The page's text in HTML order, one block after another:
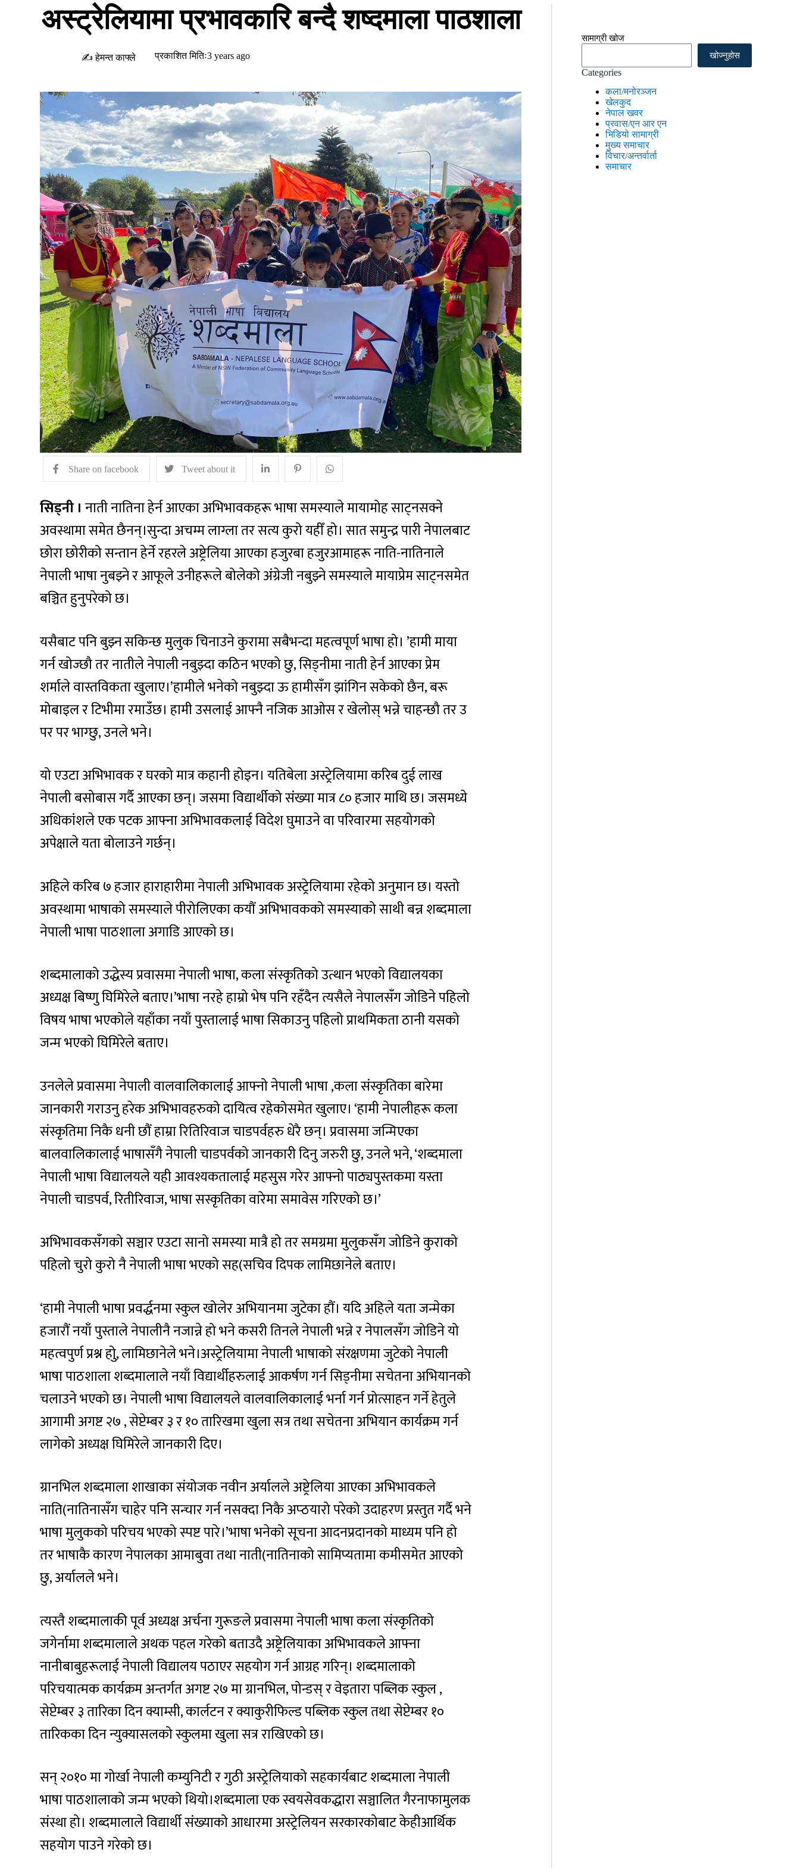
अस्ट्रेलियामा प्रभावकारि बन्दै शष्दमाला पाठशाला
✍ हेमन्त काफ्ले प्रकाशित मितिः3 years ago
Share on facebook Tweet about it
सिड्नी । नाती नातिना हेर्न आएका अभिभावकहरू भाषा समस्याले मायामोह साट्नसक्ने
अवस्थामा समेत छैनन्।सुन्दा अचम्म लाग्ला तर सत्य कुरो यहीँ हो। सात समुन्द्र पारी नेपालबाट
छोरा छोरीको सन्तान हेर्ने रहरले अष्ट्रेलिया आएका हजुरबा हजुरआमाहरू नाति-नातिनाले
नेपाली भाषा नुबझ्ने र आफूले उनीहरूले बोलेको अंग्रेजी नबुझ्ने समस्याले मायाप्रेम साट्नसमेत
बञ्चित हुनुपरेको छ।
यसैबाट पनि बुझ्न सकिन्छ मुलुक चिनाउने कुरामा सबैभन्दा महत्वपूर्ण भाषा हो। ‍’हामी माया
गर्न खोज्छौ तर नातीले नेपाली नबुझ्दा कठिन भएको छु, सिड्नीमा नाती हेर्न आएका प्रेम
शर्माले वास्तविकता खुलाए।’हामीले भनेको नबुझ्दा ऊ हामीसँग झांगिन सकेको छैन, बरू
मोबाइल र टिभीमा रमाउँछ। हामी उसलाई आफ्नै नजिक आओस र खेलोस् भन्ने चाहन्छौ तर उ
पर पर भाग्छु, उनले भने।
यो एउटा अभिभावक र घरको मात्र कहानी होइन। यतिबेला अस्ट्रेलियामा करिब दुई लाख
नेपाली बसोबास गर्दै आएका छन्। जसमा विद्यार्थीको संख्या मात्र ८० हजार माथि छ। जसमध्ये
अधिकांशले एक पटक आफ्ना अभिभावकलाई विदेश घुमाउने वा परिवारमा सहयोगको
अपेक्षाले यता बोलाउने गर्छन्।
अहिले करिब ७ हजार हाराहारीमा नेपाली अभिभावक अस्ट्रेलियामा रहेको अनुमान छ। यस्तो
अवस्थामा भाषाको समस्याले पीरोलिएका कयौं अभिभावकको समस्याको साथी बन्न शब्दमाला
नेपाली भाषा पाठशाला अगाडि आएको छ।
शब्दमालाको उद्धेस्य प्रवासमा नेपाली भाषा, कला संस्कृतिको उत्थान भएको विद्यालयका
अध्यक्ष बिष्णु घिमिरेले बताए।’भाषा नरहे हाम्रो भेष पनि रहँदैन त्यसैले नेपालसँग जोडिने पहिलो
विषय भाषा भएकोले यहाँका नयाँ पुस्तालाई भाषा सिकाउनु पहिलो प्राथमिकता ठानी यसको
जन्म भएको घिमिरेले बताए।
उनलेले प्रवासमा नेपाली वालवालिकालाई आफ्नो नेपाली भाषा ,कला संस्कृतिका बारेमा
जानकारी गराउनु हरेक अभिभावहरुको दायित्व रहेकोसमेत खुलाए। ‘हामी नेपालीहरू कला
संस्कृतिमा निकै धनी छौं हाम्रा रितिरिवाज चाडपर्वहरु धेरै छन्। प्रवासमा जन्मिएका
बालवालिकालाई भाषासँगै नेपाली चाडपर्वको जानकारी दिनु जरुरी छु, उनले भने, ‘शब्दमाला
नेपाली भाषा विद्यालयले यही आवश्यकतालाई महसुस गरेर आफ्नो पाठ्यपुस्तकमा यस्ता
नेपाली चाडपर्व, रितीरिवाज, भाषा सस्कृतिका वारेमा समावेस गरिएको छ।’
अभिभावकसँगको सञ्चार एउटा सानो समस्या मात्रै हो तर समग्रमा मुलुकसँग जोडिने कुराको
पहिलो चुरो कुरो नै नेपाली भाषा भएको सह(सचिव दिपक लामिछानेले बताए।
‘हामी नेपाली भाषा प्रवर्द्धनमा स्कुल खोलेर अभियानमा जुटेका हौं। यदि अहिले यता जन्मेका
हजारौं नयाँ पुस्ताले नेपालीनै नजान्ने हो भने कसरी तिनले नेपाली भन्ने र नेपालसँग जोडिने यो
महत्वपुर्ण प्रश्न होु, लामिछानेले भने।अस्ट्रेलियामा नेपाली भाषाको संरक्षणमा जुटेको नेपाली
भाषा पाठशाला शब्दमालाले नयाँ विद्यार्थीहरुलाई आकर्षण गर्न सिड्नीमा सचेतना अभियानको
चलाउने भएको छ। नेपाली भाषा विद्यालयले वालवालिकालाई भर्ना गर्न प्रोत्साहन गर्ने हेतुले
आगामी अगष्ट २७ , सेप्टेम्बर ३ र १० तारिखमा खुला सत्र तथा सचेतना अभियान कार्यक्रम गर्न
लागेको अध्यक्ष घिमिरेले जानकारी दिए।
ग्रानभिल शब्दमाला शाखाका संयोजक नवीन अर्यालले अष्ट्रेलिया आएका अभिभावकले
नाति(नातिनासँग चाहेर पनि सन्चार गर्न नसक्दा निकै अप्ठयारो परेको उदाहरण प्रस्तुत गर्दै भने
भाषा मुलुकको परिचय भएको स्पष्ट पारे।’भाषा भनेको सूचना आदनप्रदानको माध्यम पनि हो
तर भाषाकै कारण नेपालका आमाबुवा तथा नाती(नातिनाको सामिप्यतामा कमीसमेत आएको
छु, अर्यालले भने।
त्यस्तै शब्दमालाकी पूर्व अध्यक्ष अर्चना गुरूङले प्रवासमा नेपाली भाषा कला संस्कृतिको
जगेर्नामा शब्दमालाले अथक पहल गरेको बताउदै अष्ट्रेलियाका अभिभावकले आफ्ना
नानीबाबुहरूलाई नेपाली विद्यालय पठाएर सहयोग गर्न आग्रह गरिन्। शब्दमालाको
परिचयात्मक कार्यक्रम अन्तर्गत अगष्ट २७ मा ग्रानभिल, पोन्डस् र वेइतारा पब्लिक स्कुल ,
सेप्टेम्बर ३ तारिका दिन क्याम्सी, कार्लटन र क्याकुरीफिल्ड पब्लिक स्कुल तथा सेप्टेम्बर १०
तारिकका दिन न्युक्यासलको स्कुलमा खुला सत्र राखिएको छ।
सन् २०१० मा गोर्खा नेपाली कम्युनिटी र गुठी अस्ट्रेलियाको सहकार्यबाट शब्दमाला नेपाली
भाषा पाठशालाको जन्म भएको थियो।शब्दमाला एक स्वयसेवकद्धारा सञ्चालित गैरनाफामुलक
संस्था हो। शब्दमालाले विद्यार्थी संख्याको आधारमा अस्ट्रेलियन सरकारकोबाट केहीआर्थिक
सहयोग पाउने गरेको छ।
सामाग्री खोज
खोज्नुहोस
Categories
कला/मनोरञ्जन
खेलकुद
नेपाल खवर
प्रवास/एन आर एन
भिडियो सामाग्री
मुख्य समाचार
विचार/अन्तर्वार्ता
समाचार